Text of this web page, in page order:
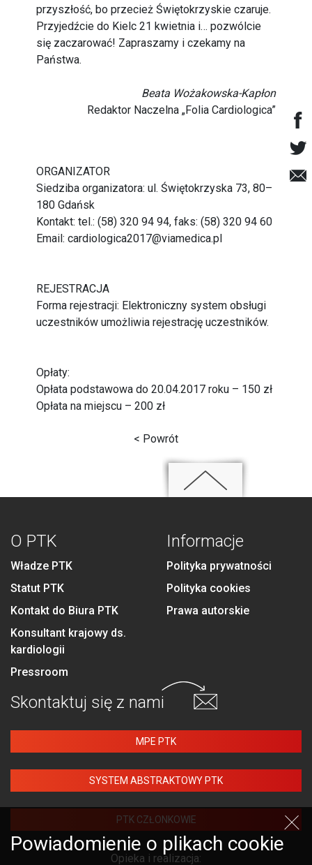
przyszłość, bo przecież Świętokrzyskie czaruje.
Przyjedźcie do Kielc 21 kwietnia i… pozwólcie
się zaczarować! Zapraszamy i czekamy na
Państwa.
Beata Wożakowska-Kapłon
Redaktor Naczelna „Folia Cardiologica”
ORGANIZATOR
Siedziba organizatora: ul. Świętokrzyska 73, 80–
180 Gdańsk
Kontakt: tel.: (58) 320 94 94, faks: (58) 320 94 60
Email:cardiologica2017@viamedica.pl
REJESTRACJA
Forma rejestracji: Elektroniczny system obsługi
uczestników umożliwia rejestrację uczestników.
Opłaty:
Opłata podstawowa do 20.04.2017 roku – 150 zł
Opłata na miejscu – 200 zł
< Powrót
O PTK
Władze PTK
Statut PTK
Kontakt do Biura PTK
Konsultant krajowy ds.
kardiologii
Pressroom
Informacje
Polityka prywatności
Polityka cookies
Prawa autorskie
Skontaktuj się z nami
MPE PTK
SYSTEM ABSTRAKTOWY PTK
PTK CZŁONKOWIE
Opieka i realizacja:
Powiadomienie o plikach cookie